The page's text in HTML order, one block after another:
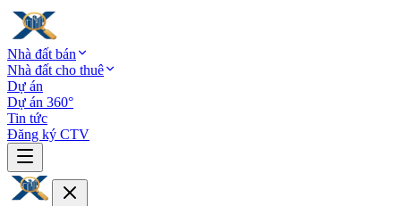
Nhà đất bán
Nhà đất cho thuê
Dự án
Dự án 360°
Tin tức
Đăng ký CTV